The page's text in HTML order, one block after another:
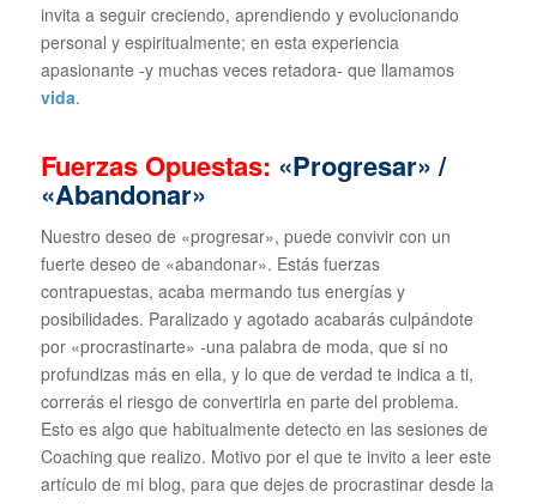
invita a seguir creciendo, aprendiendo y evolucionando
personal y espiritualmente; en esta experiencia
apasionante -y muchas veces retadora- que llamamos
vida.
Fuerzas Opuestas: «Progresar» /
«Abandonar»
Nuestro deseo de «progresar», puede convivir con un
fuerte deseo de «abandonar». Estás fuerzas
contrapuestas, acaba mermando tus energías y
posibilidades. Paralizado y agotado acabarás culpándote
por «procrastinarte» -una palabra de moda, que si no
profundizas más en ella, y lo que de verdad te indica a ti,
correrás el riesgo de convertirla en parte del problema.
Esto es algo que habitualmente detecto en las sesiones de
Coaching que realizo. Motivo por el que te invito a leer este
artículo de mi blog, para que dejes de procrastinar desde la